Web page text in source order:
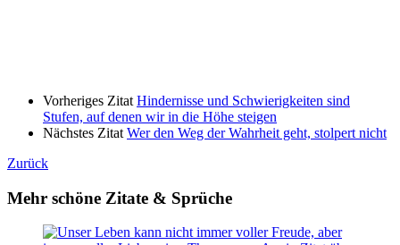
Vorheriges Zitat Hindernisse und Schwierigkeiten sind
Stufen, auf denen wir in die Höhe steigen
Nächstes Zitat Wer den Weg der Wahrheit geht, stolpert nicht
Zurück
Mehr schöne Zitate & Sprüche